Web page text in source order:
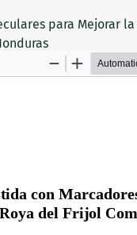
para Mejorar